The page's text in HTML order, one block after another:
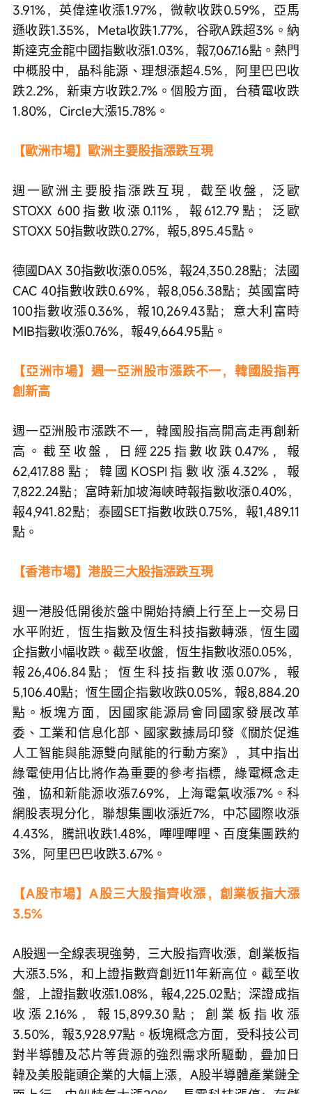
3.91%，英偉達收漲1.97%，微軟收跌0.59%，亞馬
遜收跌1.35%，Meta收跌1.77%，谷歌A跌超3%。納
斯達克金龍中國指數收漲1.03%，報7,067.16點。熱門
中概股中，晶科能源、理想漲超4.5%，阿里巴巴收
跌2.2%，新東方收跌2.7%。個股方面，台積電收跌
1.80%，Circle大漲15.78%。
【歐洲市場】歐洲主要股指漲跌互現
週一歐洲主要股指漲跌互現，截至收盤，泛歐
STOXX 600指數收漲0.11%，報612.79點；泛歐
STOXX 50指數收跌0.27%，報5,895.45點。
德國DAX 30指數收漲0.05%，報24,350.28點；法國
CAC 40指數收跌0.69%，報8,056.38點；英國富時
100指數收漲0.36%，報10,269.43點；意大利富時
MIB指數收漲0.76%，報49,664.95點。
【亞洲市場】週一亞洲股市漲跌不一，韓國股指再
創新高
週一亞洲股市漲跌不一，韓國股指高開高走再創新
高。截至收盤，日經225指數收跌0.47%，報
62,417.88點；韓國KOSPI指數收漲4.32%，報
7,822.24點；富時新加坡海峽時報指數收漲0.40%，
報4,941.82點；泰國SET指數收跌0.75%，報1,489.11
點。
【香港市場】港股三大股指漲跌互現
週一港股低開後於盤中開始持續上行至上一交易日
水平附近，恆生指數及恆生科技指數轉漲，恆生國
企指數小幅收跌。截至收盤，恆生指數收漲0.05%，
報26,406.84點；恆生科技指數收漲0.07%，報
5,106.40點；恆生國企指數收跌0.05%，報8,884.20
點。板塊方面，因國家能源局會同國家發展改革
委、工業和信息化部、國家數據局印發《關於促進
人工智能與能源雙向賦能的行動方案》，其中指出
綠電使用佔比將作為重要的參考指標，綠電概念走
強，協和新能源收漲7.69%，上海電氣收漲7%。科
網股表現分化，聯想集團收漲近7%，中芯國際收漲
4.43%，騰訊收跌1.48%，嗶哩嗶哩、百度集團跌約
3%，阿里巴巴收跌3.67%。
【A股市場】A股三大股指齊收漲，創業板指大漲
3.5%
A股週一全線表現強勢，三大股指齊收漲，創業板指
大漲3.5%，和上證指數齊創近11年新高位。截至收
盤，上證指數收漲1.08%，報4,225.02點；深證成指
收漲2.16%，報15,899.30點；創業板指收漲
3.50%，報3,928.97點。板塊概念方面，受科技公司
對半導體及芯片等貨源的強烈需求所驅動，疊加日
韓及美股龍頭企業的大幅上漲，A股半導體產業鏈全